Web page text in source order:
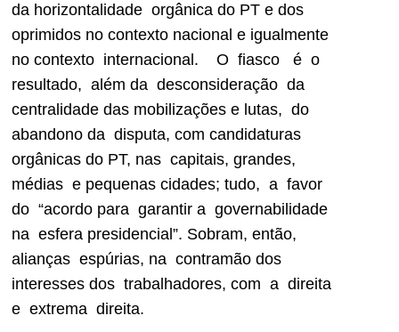
da horizontalidade orgânica do PT e dos
oprimidos no contexto nacional e igualmente
no contexto internacional. O fiasco é o
resultado, além da desconsideração da
centralidade das mobilizações e lutas, do
abandono da disputa, com candidaturas
orgânicas do PT, nas capitais, grandes,
médias e pequenas cidades; tudo, a favor
do “acordo para garantir a governabilidade
na esfera presidencial”. Sobram, então,
alianças espúrias, na contramão dos
interesses dos trabalhadores, com a direita
e extrema direita.